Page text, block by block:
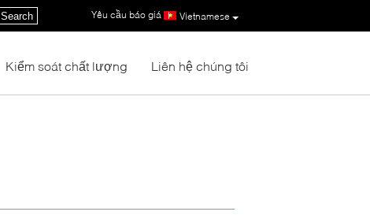
Vietnamese
Yêu cầu báo giá |
Search
Kiểm soát chất lượng Liên hệ chúng tôi